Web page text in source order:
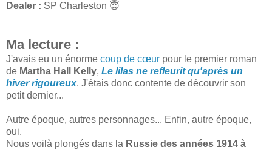
Dealer : SP Charleston 😇
Ma lecture :
J'avais eu un énorme coup de cœur pour le premier roman
de Martha Hall Kelly, Le lilas ne refleurit qu'après un
hiver rigoureux. J'étais donc contente de découvrir son
petit dernier...
Autre époque, autres personnages... Enfin, autre époque,
oui.
Nous voilà plongés dans la Russie des années 1914 à